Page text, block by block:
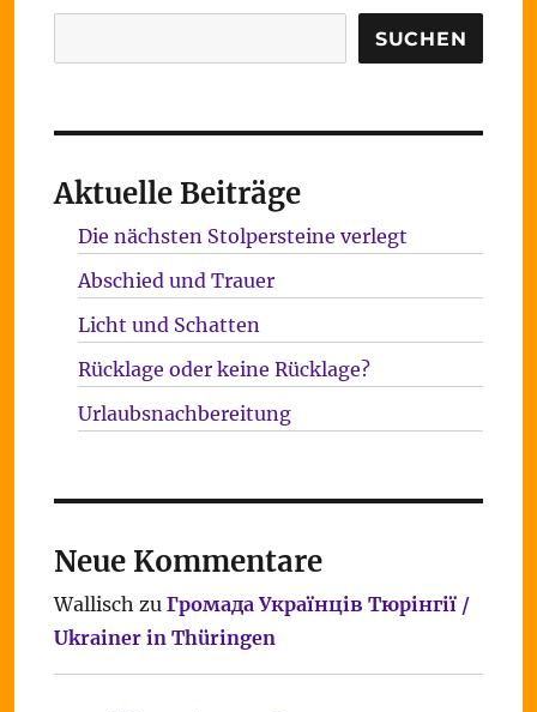
SUCHEN
Aktuelle Beiträge
Die nächsten Stolpersteine verlegt
Abschied und Trauer
Licht und Schatten
Rücklage oder keine Rücklage?
Urlaubsnachbereitung
Neue Kommentare
Wallisch zu Громада Українців Тюрінгії /
Ukrainer in Thüringen